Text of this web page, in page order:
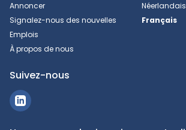
Annoncer
Signalez-nous des nouvelles
Emplois
À propos de nous
Néerlandais
Français
Suivez-nous